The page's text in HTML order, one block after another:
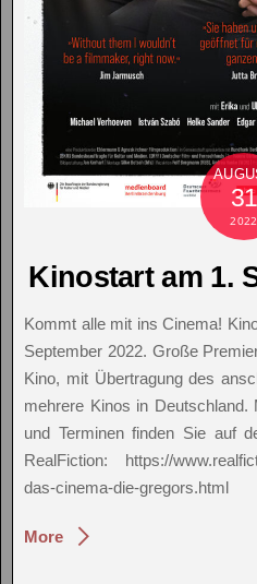
31
2022
Kinostart am 1.
Kommt alle mit ins Cinema!
September 2022. Große
Kino, mit Übertragung des
mehrere Kinos in Deutschland.
und Terminen finden Sie auf
RealFiction: https://
das-cinema-die-gregors.html
More